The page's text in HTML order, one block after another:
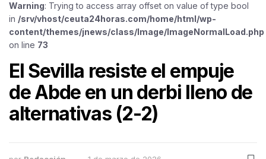
Warning: Trying to access array offset on value of type bool
in /srv/vhost/ceuta24horas.com/home/html/wp-
content/themes/jnews/class/Image/ImageNormalLoad.php
on line 73
El Sevilla resiste el empuje
de Abde en un derbi lleno de
alternativas (2-2)